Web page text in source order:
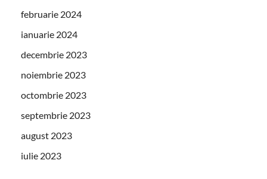
februarie 2024
ianuarie 2024
decembrie 2023
noiembrie 2023
octombrie 2023
septembrie 2023
august 2023
iulie 2023